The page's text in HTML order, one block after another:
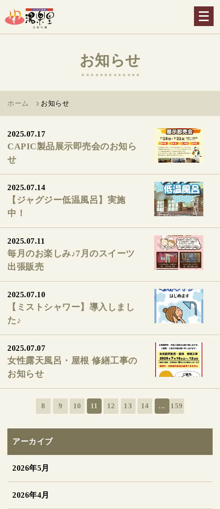
メ
ニ
ュ
お知らせ
ホーム お知らせ
2025.07.17
CAPIC製品展示即売会のお知ら
せ
2025.07.14
【ジャグジー低温風呂】実施
中！
2025.07.11
毎月のお楽しみ♪7月のスイーツ
出張販売
2025.07.10
【ミストシャワー】導入しまし
た♪
2025.07.07
女性露天風呂・屋根 修繕工事の
お知らせ
8 9 10 11 12 13 14 ... 159
アーカイブ
2026年5月
2026年4月